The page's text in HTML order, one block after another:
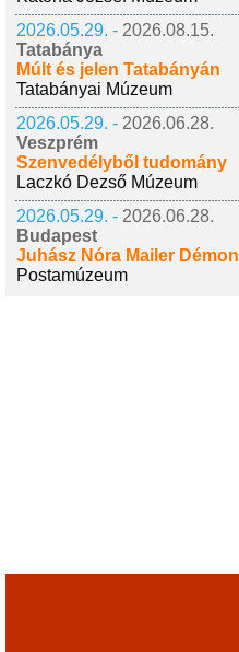
2026.05.29. - 2026.08.15.
Tatabánya
Múlt és jelen Tatabányán
Tatabányai Múzeum
2026.05.29. - 2026.06.28.
Veszprém
Szenvedélyből tudomány
Laczkó Dezső Múzeum
2026.05.29. - 2026.06.28.
Budapest
Juhász Nóra Mailer Démon
Postamúzeum